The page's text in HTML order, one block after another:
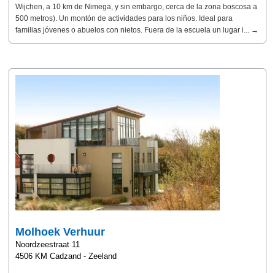
Wijchen, a 10 km de Nimega, y sin embargo, cerca de la zona boscosa a
500 metros). Un montón de actividades para los niños. Ideal para
familias jóvenes o abuelos con nietos. Fuera de la escuela un lugar i... →
Molhoek Verhuur
Noordzeestraat 11
4506 KM Cadzand - Zeeland